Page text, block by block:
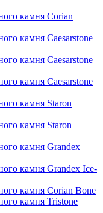
камня Corian
камня Caesarstone
камня Caesarstone
камня Caesarstone
камня Staron
камня Staron
камня Grandex
камня Grandex Ice-
камня Corian Bone
камня Tristone